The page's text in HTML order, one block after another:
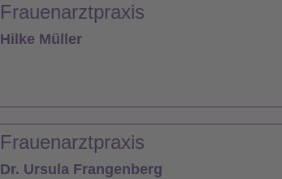
Frauenarztpraxis
Hilke Müller
Frauenarztpraxis
Dr. Ursula Frangenberg